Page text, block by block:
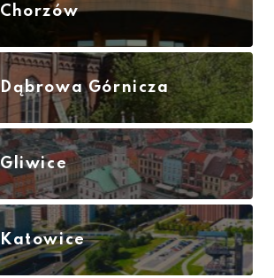
Chorzów
Dąbrowa Górnicza
Gliwice
Katowice